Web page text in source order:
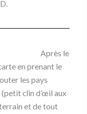
Après le
en prenant le
les pays
clin d’œil aux
et de tout